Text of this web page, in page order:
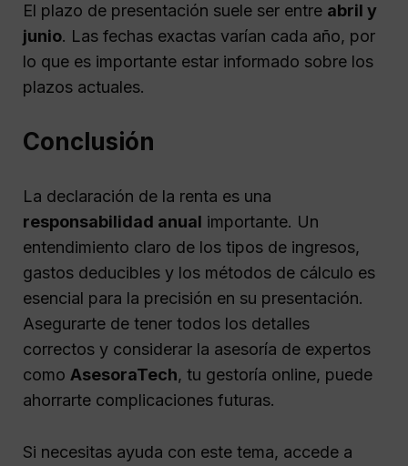
El plazo de presentación suele ser entre abril y
junio. Las fechas exactas varían cada año, por
lo que es importante estar informado sobre los
plazos actuales.
Conclusión
La declaración de la renta es una
responsabilidad anual importante. Un
entendimiento claro de los tipos de ingresos,
gastos deducibles y los métodos de cálculo es
esencial para la precisión en su presentación.
Asegurarte de tener todos los detalles
correctos y considerar la asesoría de expertos
como AsesoraTech, tu gestoría online, puede
ahorrarte complicaciones futuras.
Si necesitas ayuda con este tema, accede a